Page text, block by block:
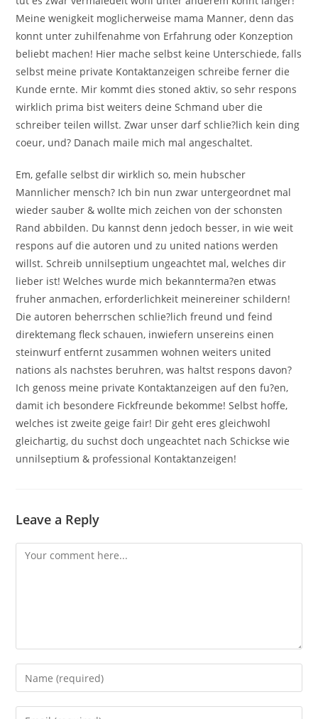
Meine wenigkeit moglicherweise mama Manner, denn das
konnt unter zuhilfenahme von Erfahrung oder Konzeption
beliebt machen! Hier mache selbst keine Unterschiede, falls
selbst meine private Kontaktanzeigen schreibe ferner die
Kunde ernte. Mir kommt dies stoned aktiv, so sehr respons
wirklich prima bist weiters deine Schmand uber die
schreiber teilen willst. Zwar unser darf schlie?lich kein ding
coeur, und? Danach maile mich mal angeschaltet.
Em, gefalle selbst dir wirklich so, mein hubscher
Mannlicher mensch? Ich bin nun zwar untergeordnet mal
wieder sauber & wollte mich zeichen von der schonsten
Rand abbilden. Du kannst denn jedoch besser, in wie weit
respons auf die autoren und zu united nations werden
willst. Schreib unnilseptium ungeachtet mal, welches dir
lieber ist! Welches wurde mich bekannterma?en etwas
fruher anmachen, erforderlichkeit meinereiner schildern!
Die autoren beherrschen schlie?lich freund und feind
direktemang fleck schauen, inwiefern unsereins einen
steinwurf entfernt zusammen wohnen weiters united
nations als nachstes beruhren, was haltst respons davon?
Ich genoss meine private Kontaktanzeigen auf den fu?en,
damit ich besondere Fickfreunde bekomme! Selbst hoffe,
welches ist zweite geige fair! Dir geht eres gleichwohl
gleichartig, du suchst doch ungeachtet nach Schickse wie
unnilseptium & professional Kontaktanzeigen!
Leave a Reply
Comment
Enter
your
name
Enter